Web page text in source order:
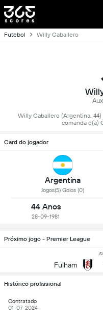
Futebol Willy Caballero
Willy Caballero (Argentina,
comanda o(a)
Card do jogador
Argentina
Jogos(5) Golos (0)
44 Anos
28-09-1981
Próximo jogo - Premier League
Fulham
Histórico profissional
Contratado
01-07-2024